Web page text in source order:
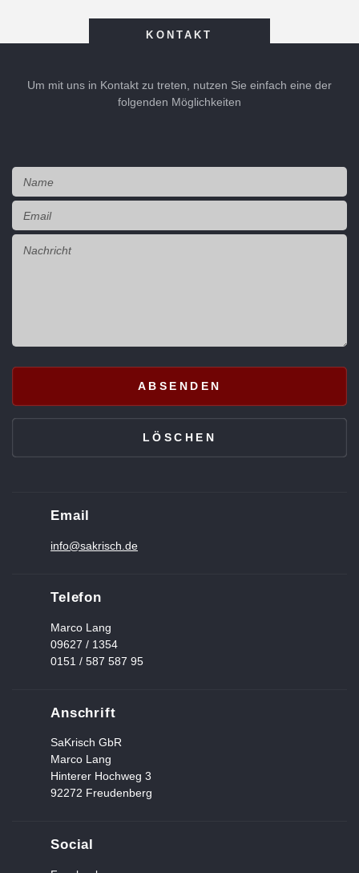
KONTAKT
Um mit uns in Kontakt zu treten, nutzen Sie einfach eine der
folgenden Möglichkeiten
Email
info@sakrisch.de
Telefon
Marco Lang
09627 / 1354
0151 / 587 587 95
Anschrift
SaKrisch GbR
Marco Lang
Hinterer Hochweg 3
92272 Freudenberg
Social